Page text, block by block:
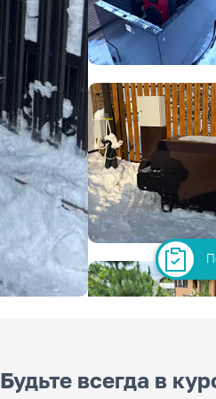
Будьте всегда в